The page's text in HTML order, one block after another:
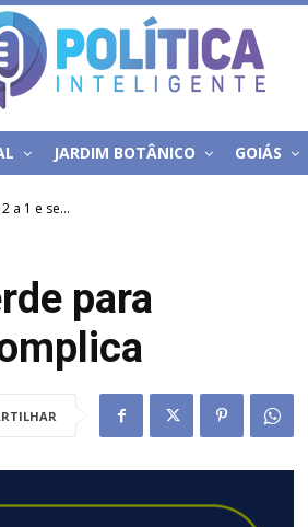
JARDIM BOTÂNICO GOIÁS
a 1 e se...
para